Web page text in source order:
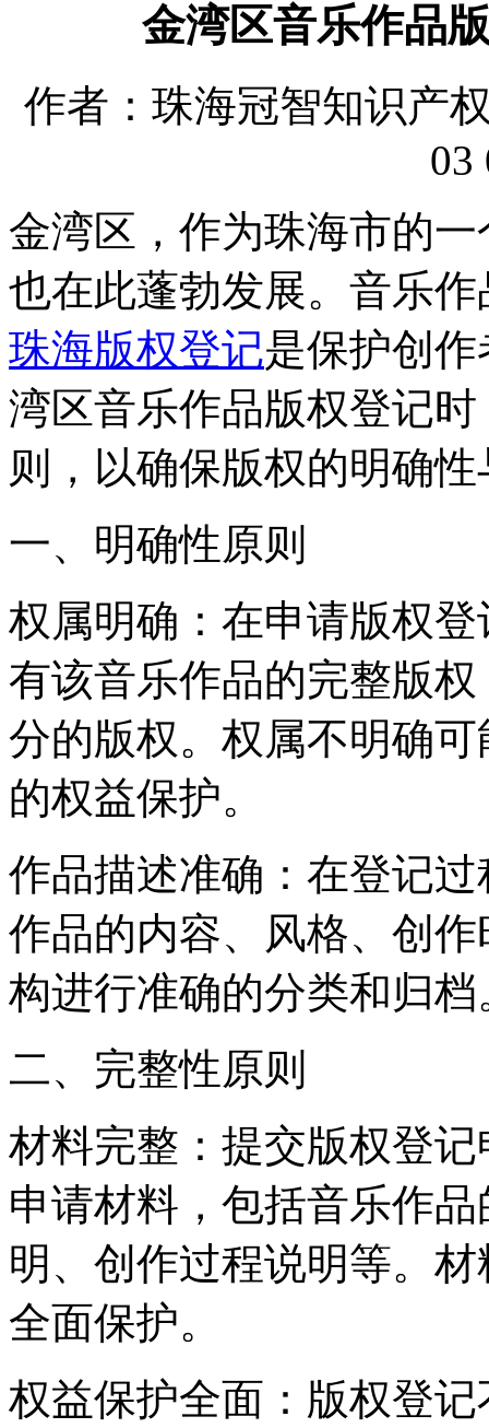
金湾区音乐作品
作者：珠海冠智知识产
03
金湾区，作为珠海市的
也在此蓬勃发展。音乐
珠海版权登记是保护创
湾区音乐作品版权登记
则，以确保版权的明确
一、明确性原则
权属明确：在申请版权
有该音乐作品的完整版
分的版权。权属不明确
的权益保护。
作品描述准确：在登记
作品的内容、风格、创
构进行准确的分类和归档
二、完整性原则
材料完整：提交版权登
申请材料，包括音乐作
明、创作过程说明等。
全面保护。
权益保护全面：版权登